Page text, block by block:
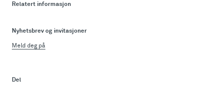
Relatert informasjon
Nyhetsbrev og invitasjoner
Meld deg på
Del